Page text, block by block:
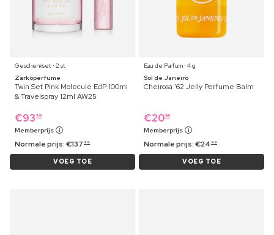
Geschenkset ⋅ 2 st
Zarkoperfume
Twin Set Pink Molecule EdP 100ml
& Travelspray 12ml AW25
€93 39
Memberprijs
Normale prijs:€137 99
VOEG TOE
Eau de Parfum ⋅ 4 g
Sol de Janeiro
Cheirosa '62 Jelly Perfume Balm
€2099
Memberprijs
Normale prijs:€24 99
VOEG TOE